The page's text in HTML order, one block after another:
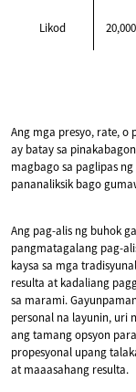
Likod
Ang mga presyo, rate,
ay batay sa
magbago sa paglipas
pananaliksik bago
Ang pag-alis ng buhok
pangmatagalang pag-
kaysa sa mga
resulta at kadaliang
sa marami.
personal na layunin, uri
ang tamang opsyon
propesyonal upang
at maaasahang resulta.